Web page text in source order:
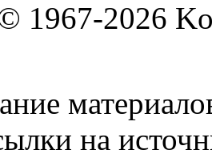
1967-2026
на